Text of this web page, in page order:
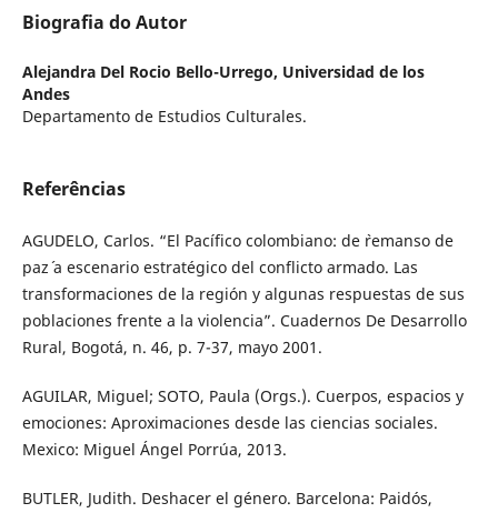
Biografia do Autor
Alejandra Del Rocio Bello-Urrego, Universidad de los
Andes
Departamento de Estudios Culturales.
Referências
AGUDELO, Carlos. “El Pacífico colombiano: de `remanso de
paz´ a escenario estratégico del conflicto armado. Las
transformaciones de la región y algunas respuestas de sus
poblaciones frente a la violencia”. Cuadernos De Desarrollo
Rural, Bogotá, n. 46, p. 7-37, mayo 2001.
AGUILAR, Miguel; SOTO, Paula (Orgs.). Cuerpos, espacios y
emociones: Aproximaciones desde las ciencias sociales.
Mexico: Miguel Ángel Porrúa, 2013.
BUTLER, Judith. Deshacer el género. Barcelona: Paidós,